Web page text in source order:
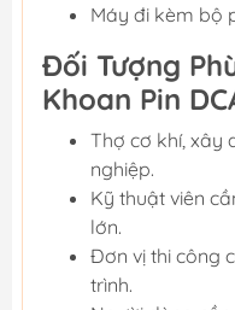
Máy đi kèm bộ
Đối Tượng
Khoan Pin
Thợ cơ khí, xây
nghiệp.
Kỹ thuật viên
lớn.
Đơn vị thi công
trình.